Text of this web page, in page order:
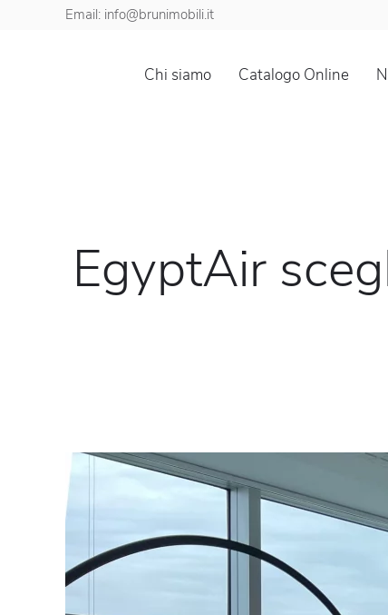
Email: info@brunimobili.it
Chi siamo Catalogo Online
EgyptAir